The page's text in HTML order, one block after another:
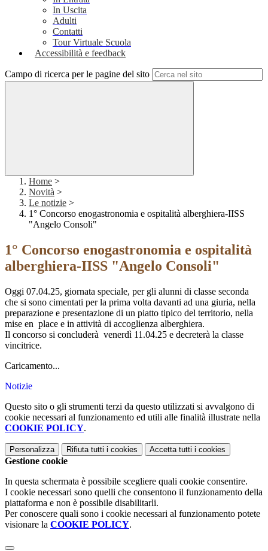
In Uscita
Adulti
Contatti
Tour Virtuale Scuola
Accessibilità e feedback
Campo di ricerca per le pagine del sito
Home >
Novità >
Le notizie >
1° Concorso enogastronomia e ospitalità alberghiera-IISS
"Angelo Consoli"
1° Concorso enogastronomia e ospitalità
alberghiera-IISS "Angelo Consoli"
Oggi 07.04.25, giornata speciale, per gli alunni di classe seconda
che si sono cimentati per la prima volta davanti ad una giuria, nella
preparazione e presentazione di un piatto tipico del territorio, nella
mise en place e in attività di accoglienza alberghiera.
Il concorso si concluderà venerdì 11.04.25 e decreterà la classe
vincitrice.
Caricamento...
Notizie
Questo sito o gli strumenti terzi da questo utilizzati si avvalgono di
cookie necessari al funzionamento ed utili alle finalità illustrate nella
COOKIE POLICY.
Personalizza Rifiuta tutti i cookies Accetta tutti i cookies
Gestione cookie
In questa schermata è possibile scegliere quali cookie consentire.
I cookie necessari sono quelli che consentono il funzionamento della
piattaforma e non è possibile disabilitarli.
Per conoscere quali sono i cookie necessari al funzionamento potete
visionare la COOKIE POLICY.